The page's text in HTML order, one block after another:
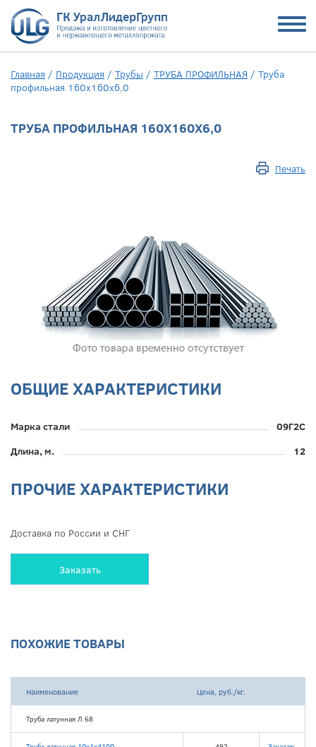
Главная / Продукция / Трубы / ТРУБА ПРОФИЛЬНАЯ / Труба
профильная 160х160х6,0
ТРУБА ПРОФИЛЬНАЯ 160Х160Х6,0
Печать
ОБЩИЕ ХАРАКТЕРИСТИКИ
Марка стали
09Г2С
Длина, м.
12
ПРОЧИЕ ХАРАКТЕРИСТИКИ
Доставка по России и СНГ
Заказать
ПОХОЖИЕ ТОВАРЫ
Наименование Цена, руб./кг.
Труба латунная Л 68